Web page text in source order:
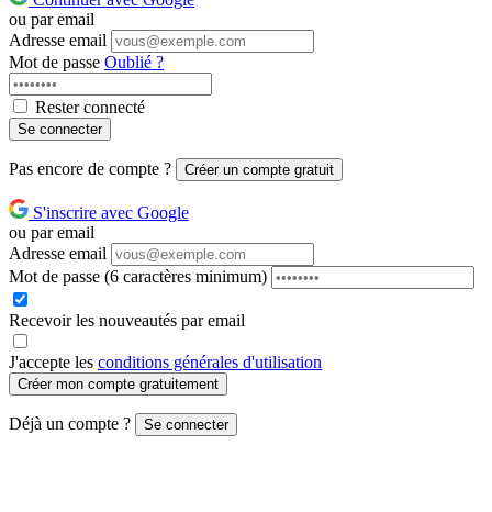
ou par email
Adresse email
Mot de passe Oublié ?
Rester connecté
Se connecter
Pas encore de compte ? Créer un compte gratuit
S'inscrire avec Google
ou par email
Adresse email
Mot de passe (6 caractères minimum)
Recevoir les nouveautés par email
J'accepte les conditions générales d'utilisation
Créer mon compte gratuitement
Déjà un compte ? Se connecter